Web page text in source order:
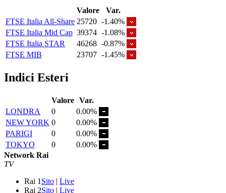
Valore
Var.
FTSE Italia All-Share 25720 -1.40%
FTSE Italia Mid Cap 39374 -1.08%
FTSE Italia STAR
46268 -0.87%
FTSE MIB
23707 -1.45%
Indici Esteri
Valore Var.
LONDRA
0
0.00%
NEW YORK 0
0.00%
PARIGI
0
0.00%
TOKYO
0
0.00%
Network Rai
TV
Rai 1 Sito | Live
Rai 2Sito | Live